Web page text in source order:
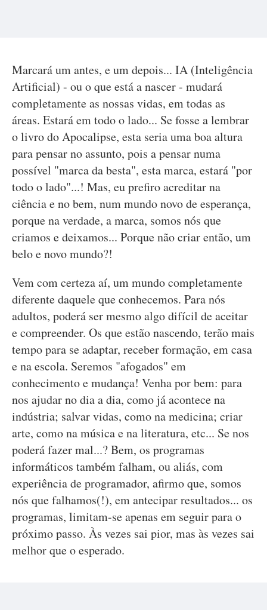
Marcará um antes, e um depois... IA (Inteligência
Artificial) - ou o que está a nascer - mudará
completamente as nossas vidas, em todas as
áreas. Estará em todo o lado... Se fosse a lembrar
o livro do Apocalipse, esta seria uma boa altura
para pensar no assunto, pois a pensar numa
possível "marca da besta", esta marca, estará "por
todo o lado"...! Mas, eu prefiro acreditar na
ciência e no bem, num mundo novo de esperança,
porque na verdade, a marca, somos nós que
criamos e deixamos... Porque não criar então, um
belo e novo mundo?!
Vem com certeza aí, um mundo completamente
diferente daquele que conhecemos. Para nós
adultos, poderá ser mesmo algo difícil de aceitar
e compreender. Os que estão nascendo, terão mais
tempo para se adaptar, receber formação, em casa
e na escola. Seremos "afogados" em
conhecimento e mudança! Venha por bem: para
nos ajudar no dia a dia, como já acontece na
indústria; salvar vidas, como na medicina; criar
arte, como na música e na literatura, etc... Se nos
poderá fazer mal...? Bem, os programas
informáticos também falham, ou aliás, com
experiência de programador, afirmo que, somos
nós que falhamos(!), em antecipar resultados... os
programas, limitam-se apenas em seguir para o
próximo passo. Às vezes sai pior, mas às vezes sai
melhor que o esperado.